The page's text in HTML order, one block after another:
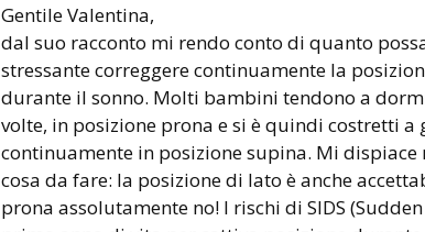
Gentile Valentina,
dal suo racconto mi rendo conto di quanto
stressante correggere continuamente la
durante il sonno. Molti bambini tendono a
volte, in posizione prona e si è quindi costretti a
continuamente in posizione supina. Mi dispiace
cosa da fare: la posizione di lato è anche
prona assolutamente no! I rischi di SIDS